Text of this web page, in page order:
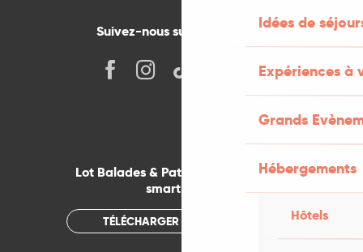
Idées de
Expériences à
Grands
Hébergements
Hôtels
Suivez-nous sur les réseaux !
Lot Balades & Patrimoines sur votre
smartphone
TÉLÉCHARGER L'APPLICATION